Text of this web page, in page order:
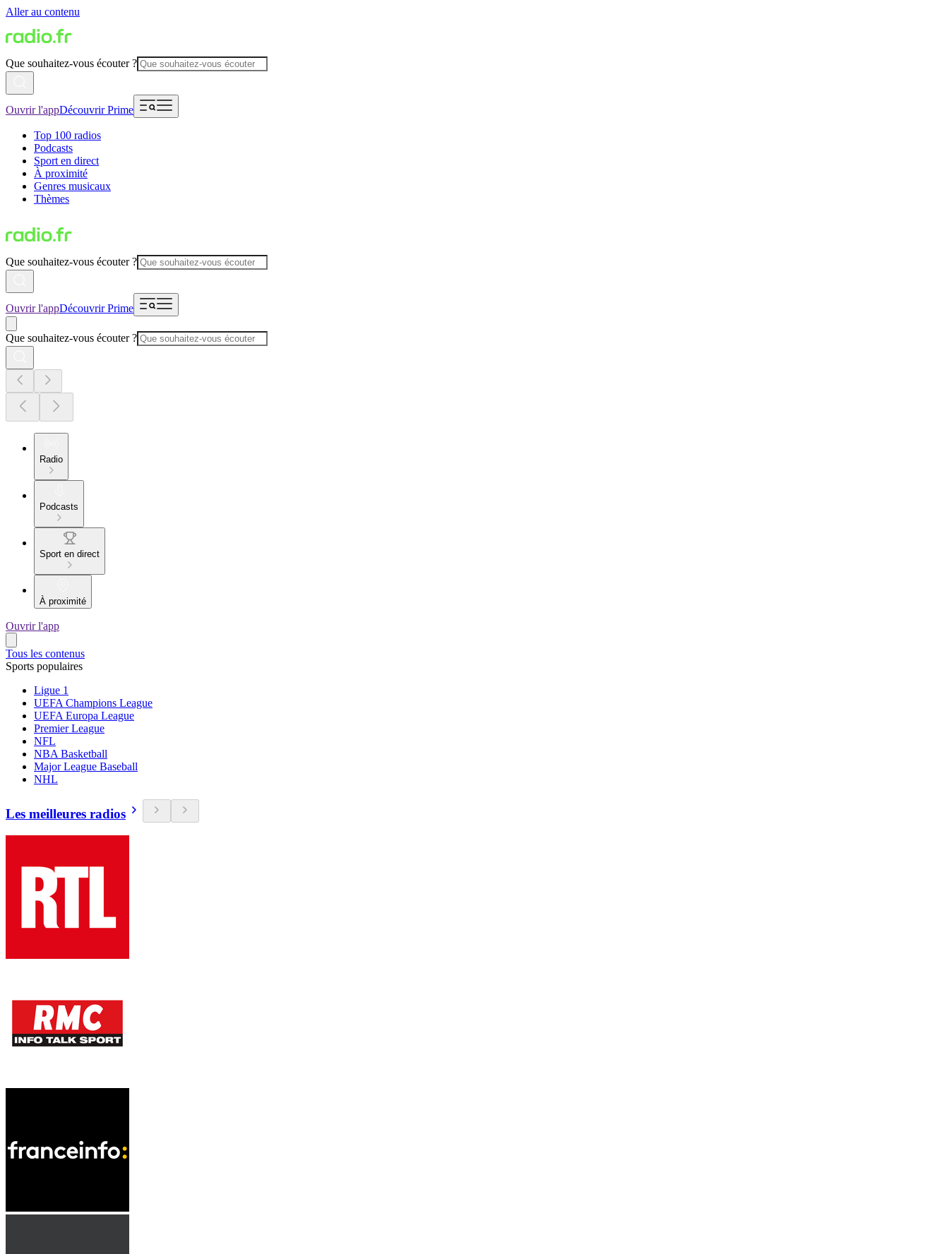
Aller au contenu
Que souhaitez-vous écouter ?
Ouvrir l'appDécouvrir Prime
Top 100 radios
Podcasts
Sport en direct
À proximité
Genres musicaux
Thèmes
Que souhaitez-vous écouter ?
Ouvrir l'appDécouvrir Prime
Que souhaitez-vous écouter ?
Radio
Podcasts
Sport en direct
À proximité
Ouvrir l'app
Tous les contenus
Sports populaires
Ligue 1
UEFA Champions League
UEFA Europa League
Premier League
NFL
NBA Basketball
Major League Baseball
NHL
Les meilleures radios